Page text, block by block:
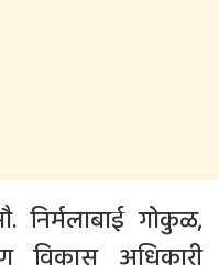
निर्मलाबाई गोकुळ,